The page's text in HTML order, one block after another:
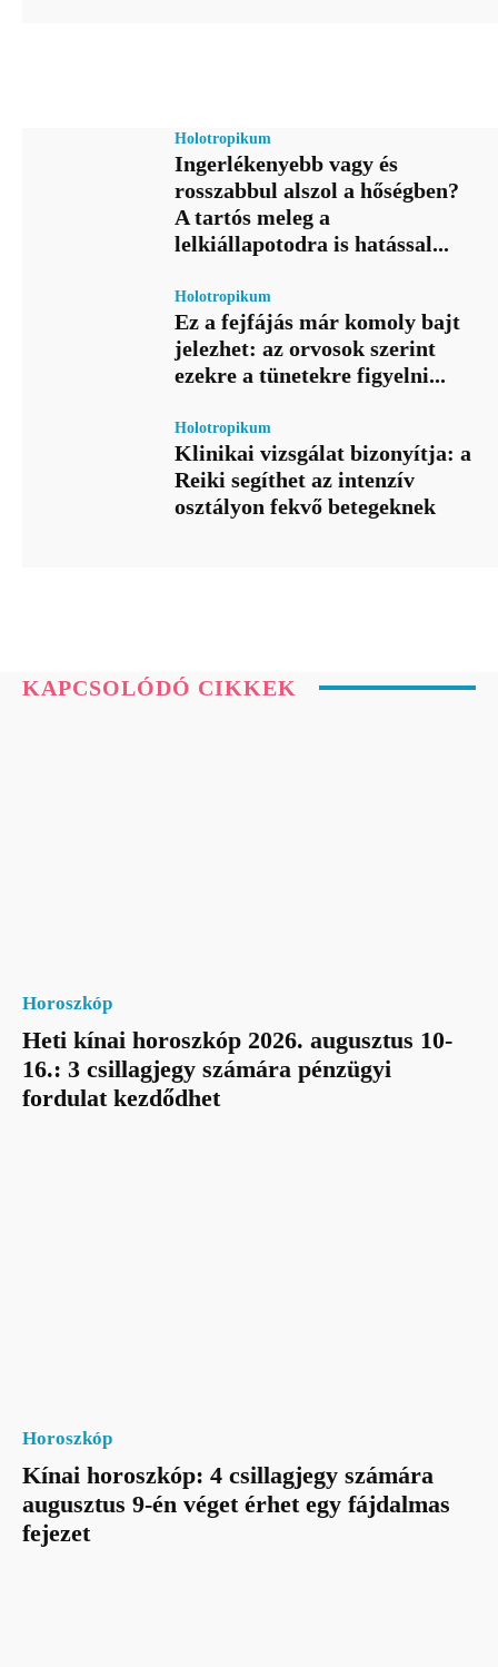
Holotropikum
Ingerlékenyebb vagy és
rosszabbul alszol a hőségben?
A tartós meleg a
lelkiállapotodra is hatással...
Holotropikum
Ez a fejfájás már komoly bajt
jelezhet: az orvosok szerint
ezekre a tünetekre figyelni...
Holotropikum
Klinikai vizsgálat bizonyítja: a
Reiki segíthet az intenzív
osztályon fekvő betegeknek
KAPCSOLÓDÓ CIKKEK
Horoszkóp
Heti kínai horoszkóp 2026. augusztus 10-
16.: 3 csillagjegy számára pénzügyi
fordulat kezdődhet
Horoszkóp
Kínai horoszkóp: 4 csillagjegy számára
augusztus 9-én véget érhet egy fájdalmas
fejezet